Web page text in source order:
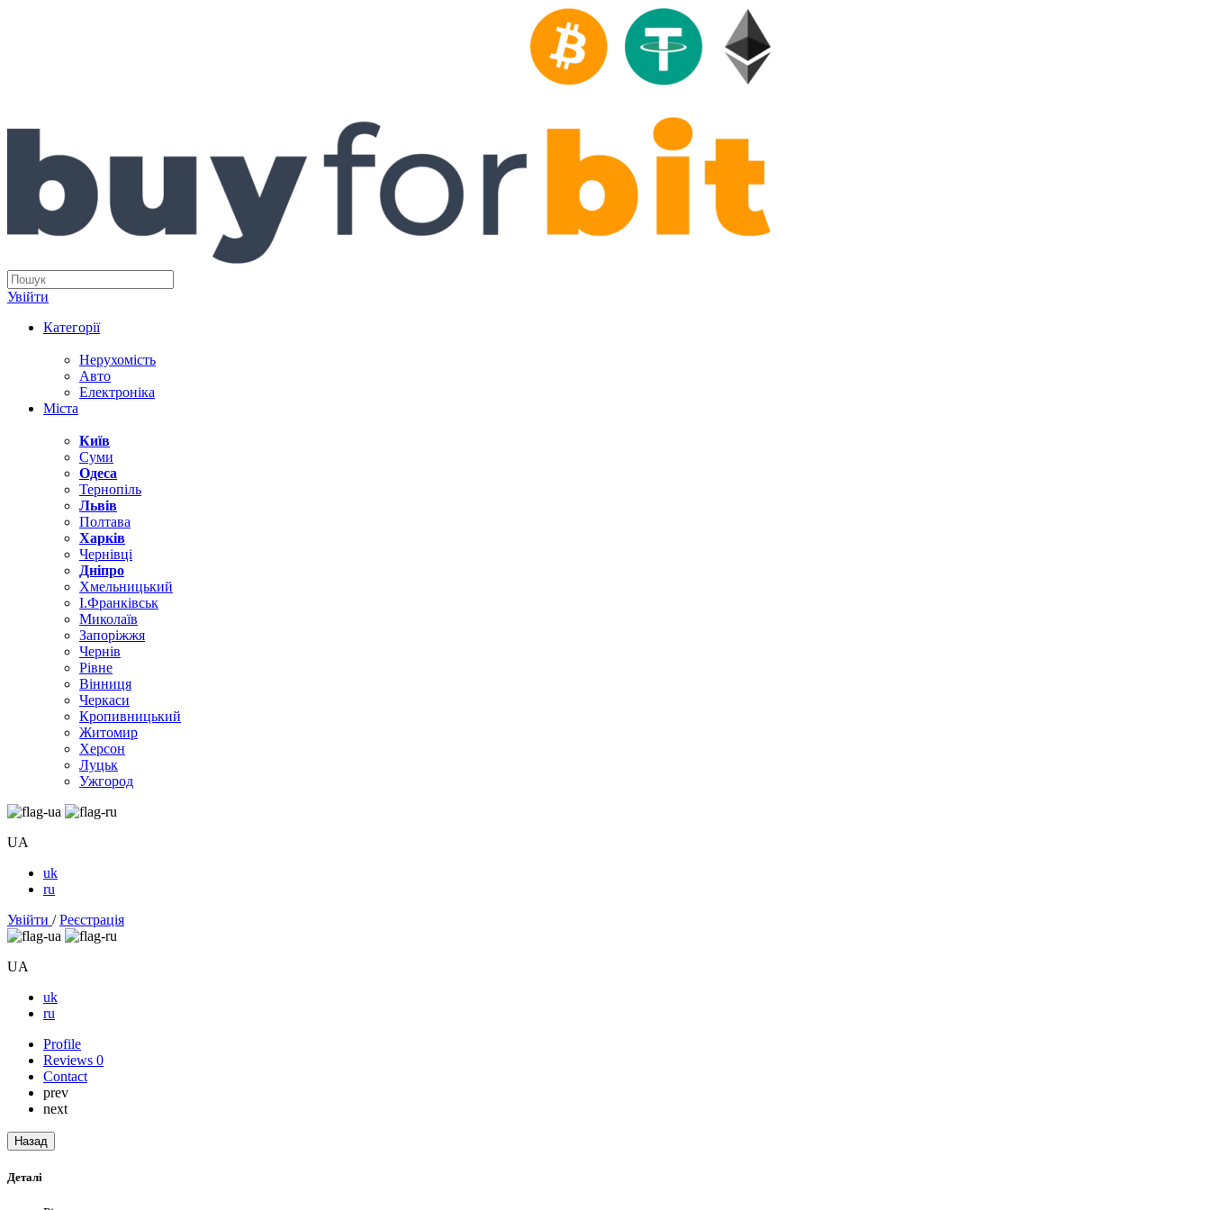
Увійти
Категорії
Нерухомість
Авто
Електроніка
Міста
Київ
Суми
Одеса
Тернопіль
Львів
Полтава
Харків
Чернівці
Дніпро
Хмельницький
І.Франківськ
Миколаїв
Запоріжжя
Чернів
Рівне
Вінниця
Черкаси
Кропивницький
Житомир
Херсон
Луцьк
Ужгород
UA
uk
ru
Увійти / Реєстрація
UA
uk
ru
Profile
Reviews 0
Contact
prev
next
Назад
Деталі